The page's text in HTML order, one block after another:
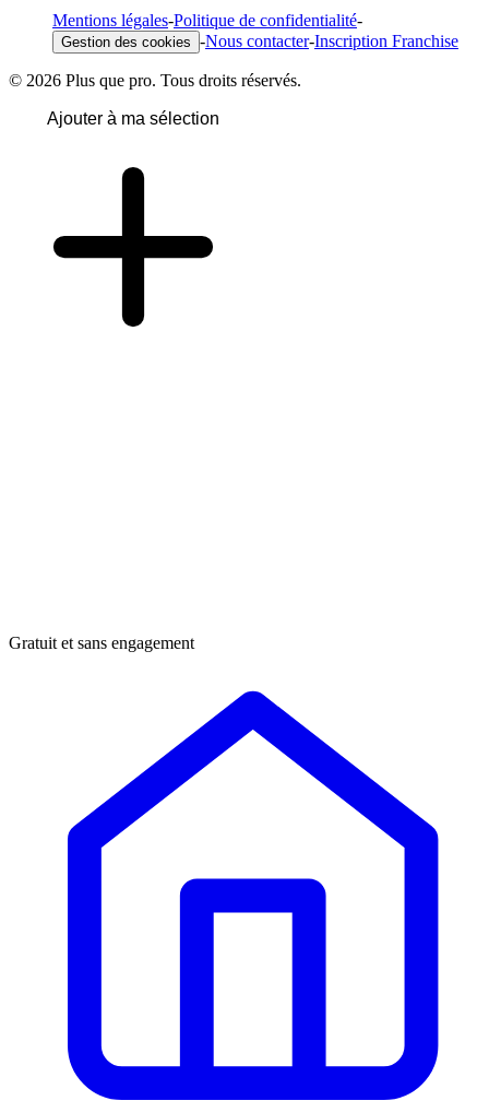
Mentions légales-Politique de confidentialité-
Gestion des cookies -Nous contacter-Inscription Franchise
© 2026 Plus que pro. Tous droits réservés.
Ajouter à ma sélection
Gratuit et sans engagement